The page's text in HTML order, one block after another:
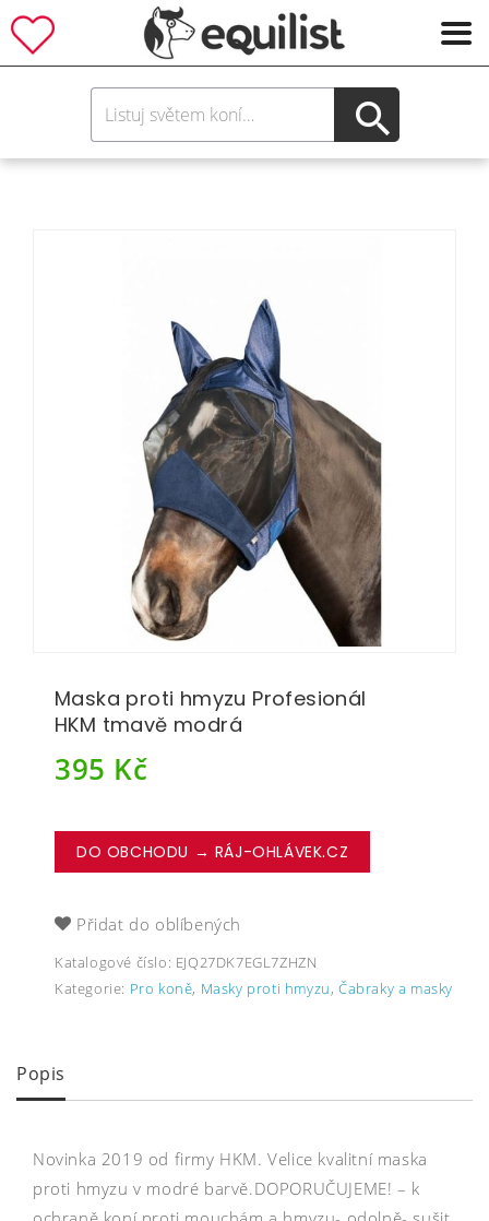
Maska proti hmyzu Profesionál
HKM tmavě modrá
395 Kč
DO OBCHODU → RÁJ-OHLÁVEK.CZ
Přidat do oblíbených
Katalogové číslo: EJQ27DK7EGL7ZHZN
Kategorie: Pro koně, Masky proti hmyzu,Čabraky a masky
Popis
Novinka 2019 od firmy HKM. Velice kvalitní maska
proti hmyzu v modré barvě.DOPORUČUJEME! – k